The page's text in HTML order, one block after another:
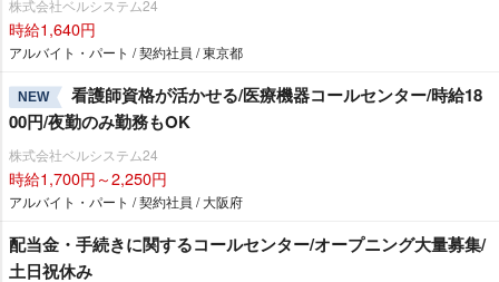
株式会社ベルシステム24
時給1,640円
アルバイト・パート / 契約社員 / 東京都
NEW
看護師資格が活かせる/医療機器コールセンター/時給18
00円/夜勤のみ勤務もOK
株式会社ベルシステム24
時給1,700円～2,250円
アルバイト・パート / 契約社員 / 大阪府
配当金・手続きに関するコールセンター/オープニング大量募集/
土日祝休み